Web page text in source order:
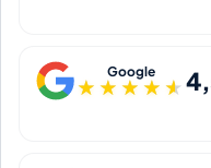
Google
★★★★★
★★★★★